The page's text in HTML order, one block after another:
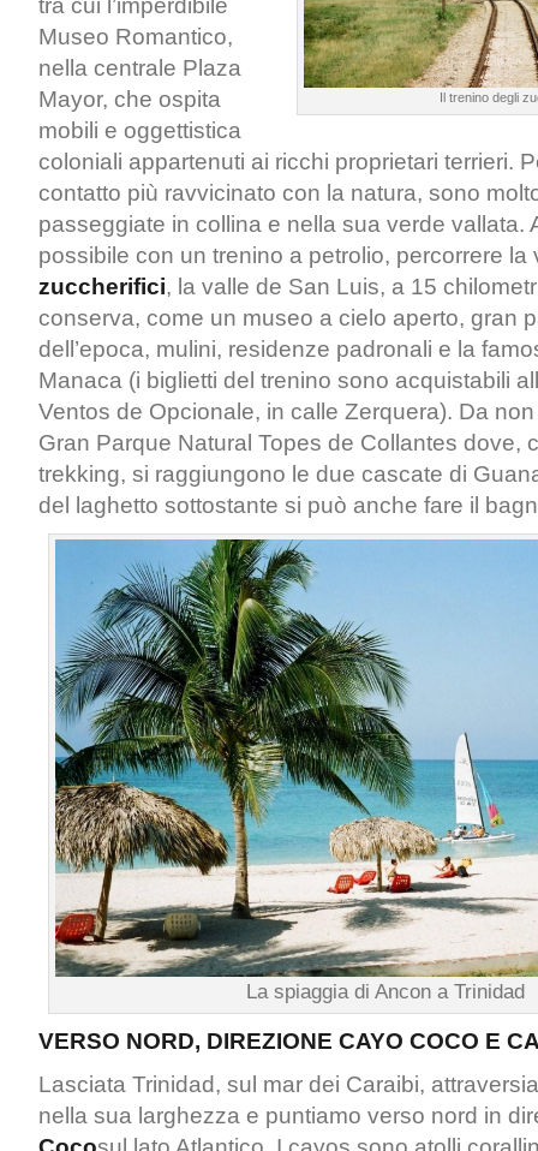
Il trenino degli
tra cui l’imperdibile
Museo Romantico,
nella centrale Plaza
Mayor, che ospita
mobili e oggettistica
coloniali appartenuti ai ricchi proprietari terrieri.
contatto più ravvicinato con la natura, sono
passeggiate in collina e nella sua verde vallata.
possibile con un trenino a petrolio, percorrere la
zuccherifici, la valle de San Luis, a 15
conserva, come un museo a cielo aperto, gran
dell’epoca, mulini, residenze padronali e la
Manaca (i biglietti del trenino sono acquistabili
Ventos de Opcionale, in calle Zerquera). Da
Gran Parque Natural Topes de Collantes dove,
trekking, si raggiungono le due cascate di
del laghetto sottostante si può anche fare il
La spiaggia di Ancon a Trinidad
VERSO NORD, DIREZIONE CAYO COCO E
Lasciata Trinidad, sul mar dei Caraibi,
nella sua larghezza e puntiamo verso nord in